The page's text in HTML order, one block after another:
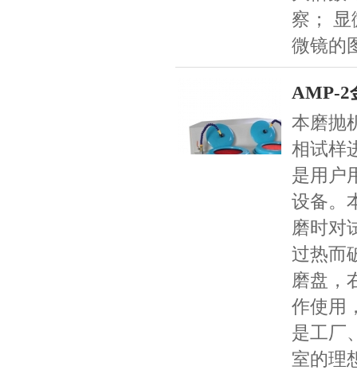
察； 显
微镜的
AMP-2
本磨抛
相试样
是用户
设备。
磨时对
过热而
磨盘，
作使用
是工厂
室的理